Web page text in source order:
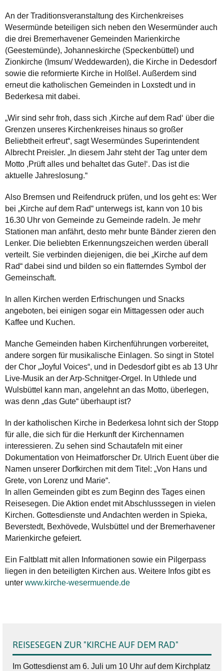
An der Traditionsveranstaltung des Kirchenkreises
Wesermünde beteiligen sich neben den Wesermünder auch
die drei Bremerhavener Gemeinden Marienkirche
(Geestemünde), Johanneskirche (Speckenbüttel) und
Zionkirche (Imsum/ Weddewarden), die Kirche in Dedesdorf
sowie die reformierte Kirche in Holßel. Außerdem sind
erneut die katholischen Gemeinden in Loxstedt und in
Bederkesa mit dabei.
„Wir sind sehr froh, dass sich ,Kirche auf dem Rad‘ über die
Grenzen unseres Kirchenkreises hinaus so großer
Beliebtheit erfreut“, sagt Wesermündes Superintendent
Albrecht Preisler. „In diesem Jahr steht der Tag unter dem
Motto ,Prüft alles und behaltet das Gute!‘. Das ist die
aktuelle Jahreslosung.“
Also Bremsen und Reifendruck prüfen, und los geht es: Wer
bei „Kirche auf dem Rad“ unterwegs ist, kann von 10 bis
16.30 Uhr von Gemeinde zu Gemeinde radeln. Je mehr
Stationen man anfährt, desto mehr bunte Bänder zieren den
Lenker. Die beliebten Erkennungszeichen werden überall
verteilt. Sie verbinden diejenigen, die bei „Kirche auf dem
Rad“ dabei sind und bilden so ein flatterndes Symbol der
Gemeinschaft.
In allen Kirchen werden Erfrischungen und Snacks
angeboten, bei einigen sogar ein Mittagessen oder auch
Kaffee und Kuchen.
Manche Gemeinden haben Kirchenführungen vorbereitet,
andere sorgen für musikalische Einlagen. So singt in Stotel
der Chor „Joyful Voices“, und in Dedesdorf gibt es ab 13 Uhr
Live-Musik an der Arp-Schnitger-Orgel. In Uthlede und
Wulsbüttel kann man, angelehnt an das Motto, überlegen,
was denn „das Gute“ überhaupt ist?
In der katholischen Kirche in Bederkesa lohnt sich der Stopp
für alle, die sich für die Herkunft der Kirchennamen
interessieren. Zu sehen sind Schautafeln mit einer
Dokumentation von Heimatforscher Dr. Ulrich Euent über die
Namen unserer Dorfkirchen mit dem Titel: „Von Hans und
Grete, von Lorenz und Marie“.
In allen Gemeinden gibt es zum Beginn des Tages einen
Reisesegen. Die Aktion endet mit Abschlusssegen in vielen
Kirchen. Gottesdienste und Andachten werden in Spieka,
Beverstedt, Bexhövede, Wulsbüttel und der Bremerhavener
Marienkirche gefeiert.
Ein Faltblatt mit allen Informationen sowie ein Pilgerpass
liegen in den beteiligten Kirchen aus. Weitere Infos gibt es
unter www.kirche-wesermuende.de
REISESEGEN ZUR "KIRCHE AUF DEM RAD"
Im Gottesdienst am 6. Juli um 10 Uhr auf dem Kirchplatz